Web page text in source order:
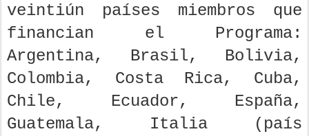
veintiún países miembros que
financian el Programa:
Argentina, Brasil, Bolivia,
Colombia, Costa Rica, Cuba,
Chile, Ecuador, España,
Guatemala, Italia (país